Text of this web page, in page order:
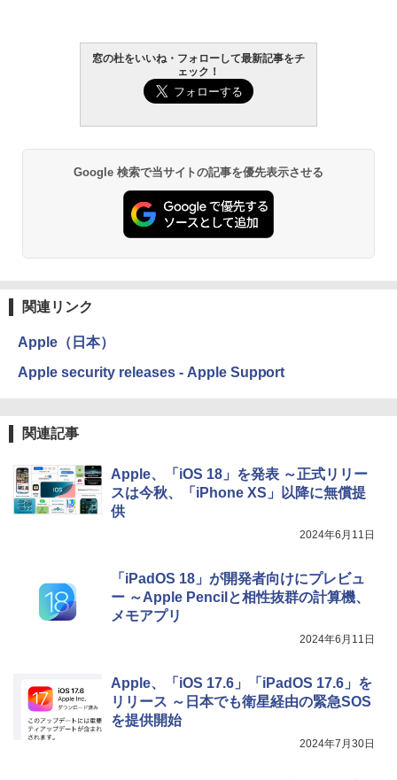
窓の杜をいいね・フォローして最新記事をチ
ェック！
Google 検索で当サイトの記事を優先表示させる
関連リンク
Apple（日本）
Apple security releases - Apple Support
関連記事
Apple、「iOS 18」を発表 ～正式リリー
スは今秋、「iPhone XS」以降に無償提
供
2024年6月11日
「iPadOS 18」が開発者向けにプレビュ
ー ～Apple Pencilと相性抜群の計算機、
メモアプリ
2024年6月11日
Apple、「iOS 17.6」「iPadOS 17.6」を
リリース ～日本でも衛星経由の緊急SOS
を提供開始
2024年7月30日